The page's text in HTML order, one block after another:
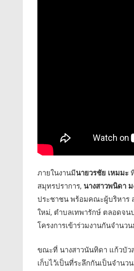
ภายในงานมีนายวรชัย เหมมะ
สมุทรปราการ, นางสาวพนิดา
ประชาชน พร้อมคณะผู้บริหาร
ใหม่, ตำบลเทพารักษ์ ตลอดจ
โครงการเข้าร่วมงานกันจำนว
ขณะที่ นางสาวนันทิดา แก้วบัว
เก็บไว้เป็นที่ระลึกกันเป็นจำนว